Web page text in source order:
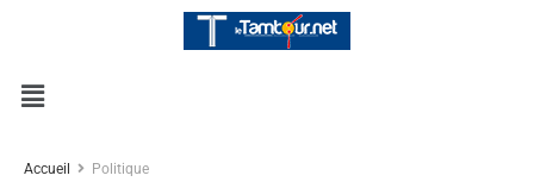
Accueil Politique